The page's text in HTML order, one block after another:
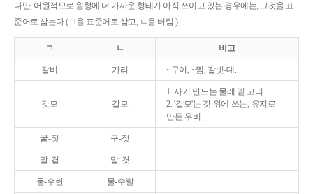
다만, 어원적으로 원형에 더 가까운 형태가 아직 쓰이고 있는 경우에는, 그것을 표
준어로 삼는다.(ㄱ을 표준어로 삼고, ㄴ을 버림.)
ㄱ ㄴ 비고
갈비 가리 ~구이, ~찜, 갈빗-대.
갓모 갈모
1. 사기 만드는 물레 밑 고리.
2. '갈모'는 갓 위에 쓰는, 유지로
만든 우비.
굴-젓 구-젓
말-곁 말-겻
물-수란 물-수랄